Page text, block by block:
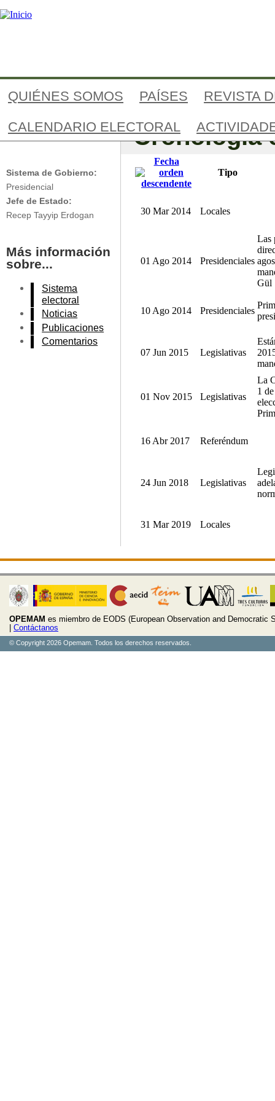
Cronología
Fecha
Tipo
30 Mar 2014 Locales
01 Ago 2014 Presidenciales
Las
Gül
10 Ago 2014 Presidenciales
07 Jun 2015 Legislativas
01 Nov 2015 Legislativas
La
1
16 Abr 2017 Referéndum
24 Jun 2018 Legislativas
31 Mar 2019 Locales
QUIÉNES SOMOS PAÍSES
REVISTA
CALENDARIO ELECTORAL
Turkey
Sistema de Gobierno:
Presidencial
Jefe de Estado:
Recep Tayyip Erdogan
Más información
sobre...
Sistema
electoral
Noticias
Publicaciones
Comentarios
OPEMAM es miembro de EODS (European Observation and Democratic
Contáctanos
© Copyright 2026 Opemam. Todos los derechos reservados.